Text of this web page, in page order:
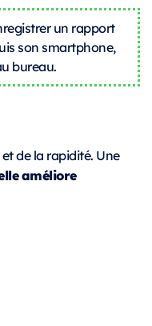
un rapport
son smartphone,
bureau.
de la rapidité. Une
améliore